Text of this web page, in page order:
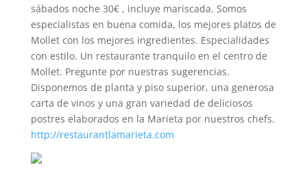
sábados noche 30€ , incluye mariscada. Somos
especialistas en buena comida, los mejores platos de
Mollet con los mejores ingredientes. Especialidades
con estilo. Un restaurante tranquilo en el centro de
Mollet. Pregunte por nuestras sugerencias.
Disponemos de planta y piso superior, una generosa
carta de vinos y una gran variedad de deliciosos
postres elaborados en la Marieta por nuestros chefs.
http://restaurantlamarieta.com